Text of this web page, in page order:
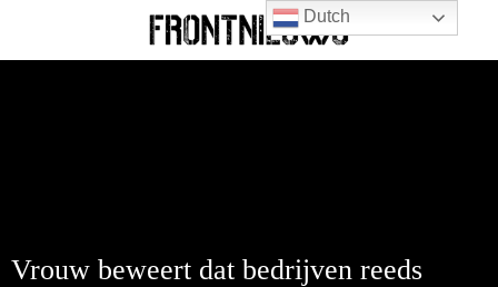
Vrouw beweert dat bedrijven reeds
Dutch